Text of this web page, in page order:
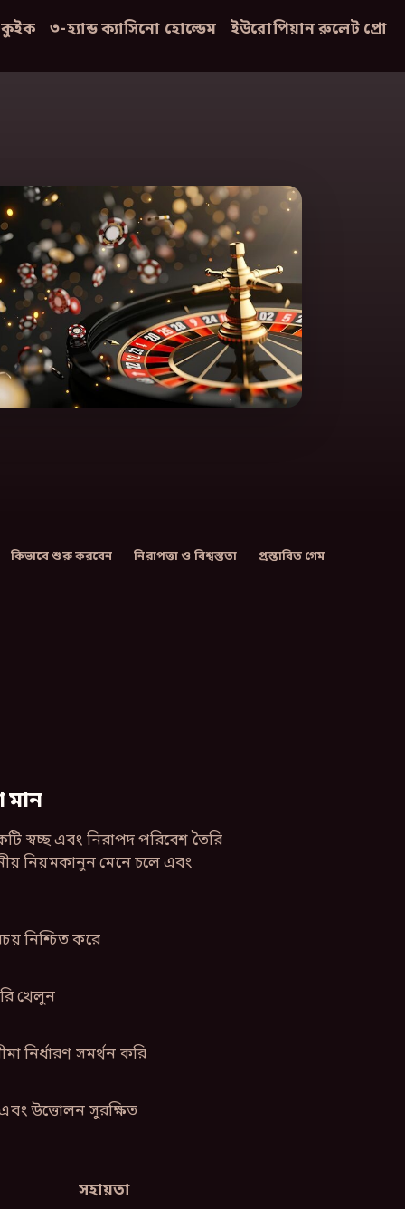
৩-হ্যান্ড ক্যাসিনো হোল্ডেম ইউরোপিয়ান রুলেট প্রো
কিভাবে শুরু করবেন নিরাপত্তা ও বিশ্বস্ততা প্রস্তাবিত গেম
মান
স্বচ্ছ এবং নিরাপদ পরিবেশ তৈরি
নিয়মকানুন মেনে চলে এবং
নিশ্চিত করে
খেলুন
নির্ধারণ সমর্থন করি
উত্তোলন সুরক্ষিত
সহায়তা